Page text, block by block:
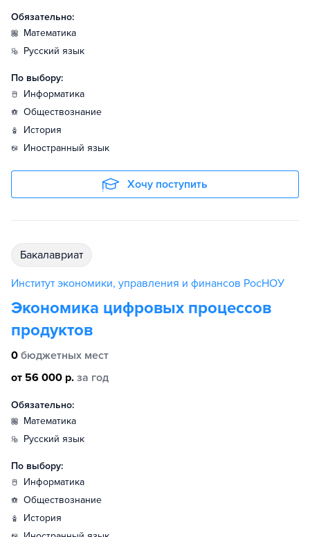
Обязательно:
математика
русский язык
По выбору:
информатика
обществознание
история
иностранный язык
Хочу поступить
бакалавриат
Институт экономики, управления и финансов РосНОУ
Экономика цифровых процессов
продуктов
0 бюджетных мест
от 56 000 р. за год
Обязательно:
математика
русский язык
По выбору:
информатика
обществознание
история